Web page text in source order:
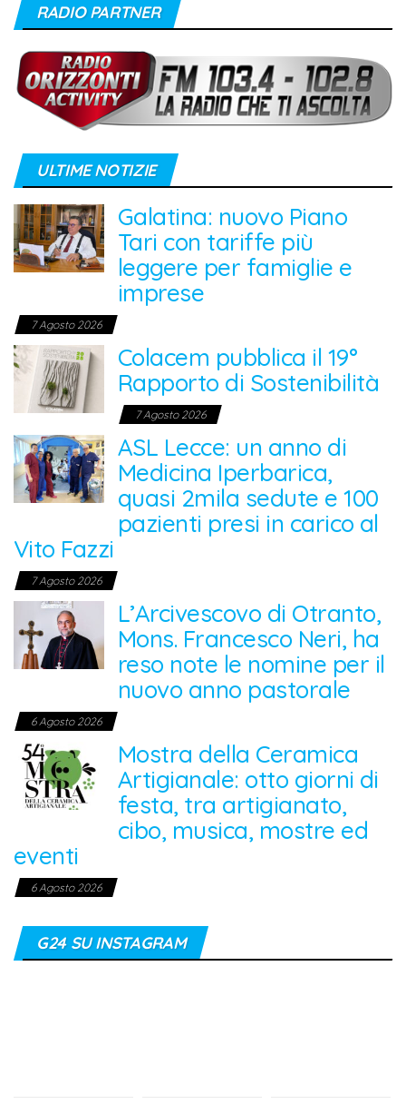
RADIO PARTNER
ULTIME NOTIZIE
Galatina: nuovo Piano
Tari con tariffe più
leggere per famiglie e
imprese
7 Agosto 2026
Colacem pubblica il 19°
Rapporto di Sostenibilità
7 Agosto 2026
ASL Lecce: un anno di
Medicina Iperbarica,
quasi 2mila sedute e 100
pazienti presi in carico al
Vito Fazzi
7 Agosto 2026
L’Arcivescovo di Otranto,
Mons. Francesco Neri, ha
reso note le nomine per il
nuovo anno pastorale
6 Agosto 2026
Mostra della Ceramica
Artigianale: otto giorni di
festa, tra artigianato,
cibo, musica, mostre ed
eventi
6 Agosto 2026
G24 SU INSTAGRAM